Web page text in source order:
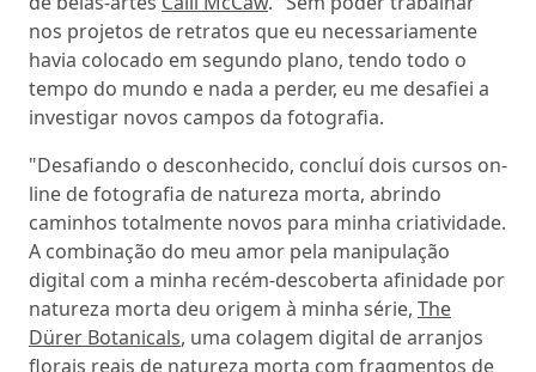
nos projetos de retratos que eu necessariamente
havia colocado em segundo plano, tendo todo o
tempo do mundo e nada a perder, eu me desafiei a
investigar novos campos da fotografia.
"Desafiando o desconhecido, concluí dois cursos on-
line de fotografia de natureza morta, abrindo
caminhos totalmente novos para minha criatividade.
A combinação do meu amor pela manipulação
digital com a minha recém-descoberta afinidade por
natureza morta deu origem à minha série, The
Dürer Botanicals, uma colagem digital de arranjos
florais reais de natureza morta com fragmentos de